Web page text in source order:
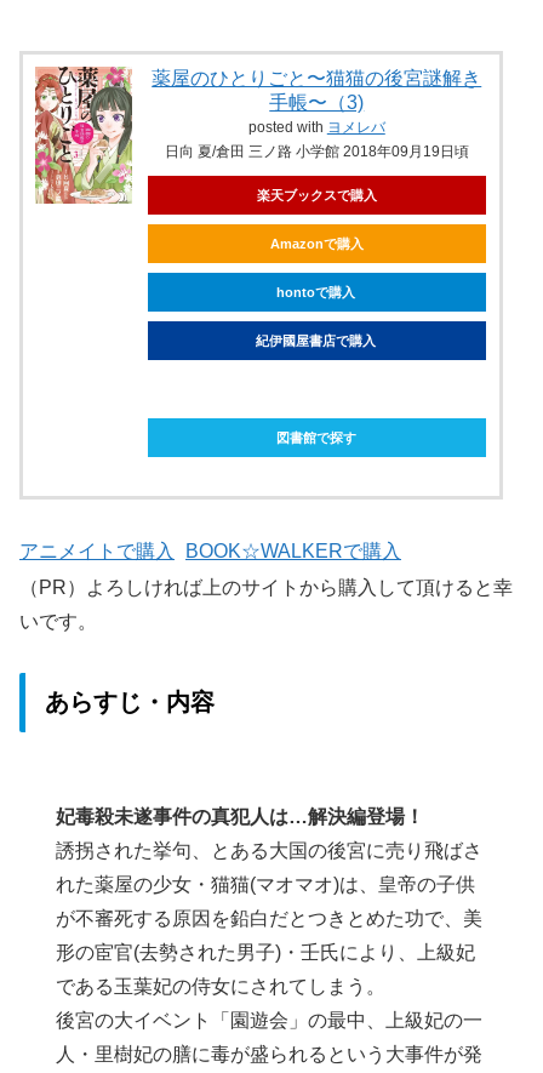
薬屋のひとりごと〜猫猫の後宮謎解き
手帳〜（3)
posted with ヨメレバ
日向 夏/倉田 三ノ路 小学館 2018年09月19日頃
楽天ブックスで購入
Amazonで購入
hontoで購入
紀伊國屋書店で購入
図書館で探す
アニメイトで購入
BOOK☆WALKERで購入
（PR）よろしければ上のサイトから購入して頂けると幸
いです。
あらすじ・内容
妃毒殺未遂事件の真犯人は…解決編登場！
誘拐された挙句、とある大国の後宮に売り飛ばさ
れた薬屋の少女・猫猫(マオマオ)は、皇帝の子供
が不審死する原因を鉛白だとつきとめた功で、美
形の宦官(去勢された男子)・壬氏により、上級妃
である玉葉妃の侍女にされてしまう。
後宮の大イベント「園遊会」の最中、上級妃の一
人・里樹妃の膳に毒が盛られるという大事件が発